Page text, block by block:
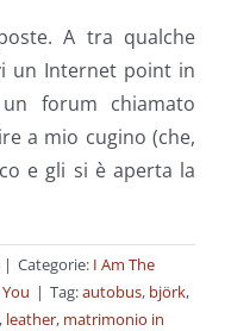
A tra qualche
un Internet point in
forum chiamato
a mio cugino (che,
e gli si è aperta la
| Categorie: I Am The
| Tag:autobus, björk,
, leather, matrimonio in